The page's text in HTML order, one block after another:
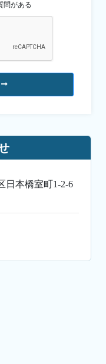
問がある
日本橋室町1-2-6